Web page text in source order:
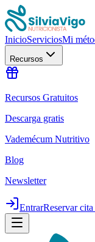
InicioServiciosMi
Recursos
Recursos Gratuitos
Descarga gratis
Vademécum Nutritivo
Blog
Newsletter
EntrarReservar